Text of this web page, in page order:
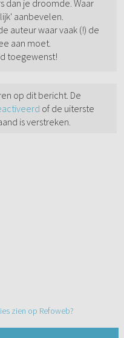
dan je droomde. Waar
aanbevelen.
auteur waar vaak (!) de
aan moet.
toegewenst!
op dit bericht. De
of de uiterste
is verstreken.
zien op Refoweb?